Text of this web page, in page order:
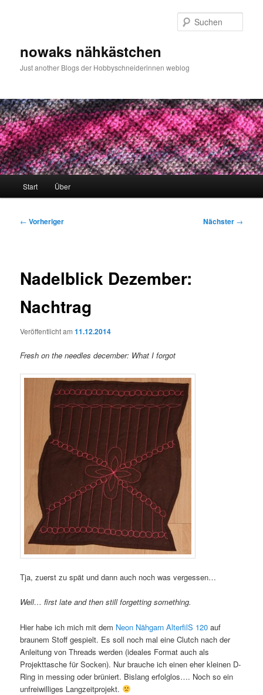
nowaks nähkästchen
Just another Blogs der Hobbyschneiderinnen weblog
Start Über
Beitragsnavigation
← Vorheriger Nächster →
Nadelblick Dezember:
Nachtrag
Veröffentlicht am11.12.2014
Fresh on the needles december: What I forgot
Tja, zuerst zu spät und dann auch noch was vergessen…
Well… first late and then still forgetting something.
Hier habe ich mich mit dem Neon Nähgarn AlterfilS 120 auf
braunem Stoff gespielt. Es soll noch mal eine Clutch nach der
Anleitung von Threads werden (ideales Format auch als
Projekttasche für Socken). Nur brauche ich einen eher kleinen D-
Ring in messing oder brüniert. Bislang erfolglos…. Noch so ein
unfreiwilliges Langzeitprojekt.